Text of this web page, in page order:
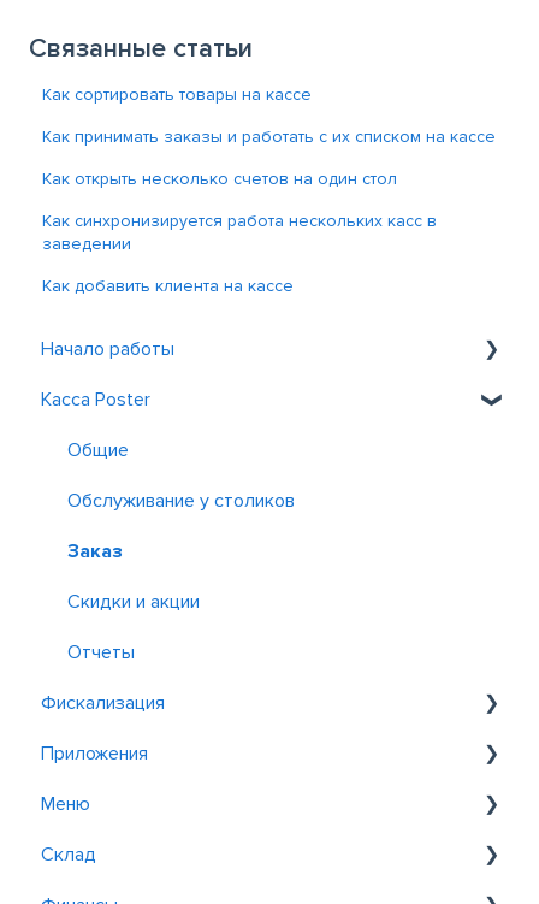
Связанные статьи
Как сортировать товары на кассе
Как принимать заказы и работать с их списком на кассе
Как открыть несколько счетов на один стол
Как синхронизируется работа нескольких касс в
заведении
Как добавить клиента на кассе
Начало работы
Знакомство с Poster
Регистрация и вход
Касса Poster
Общие
Обслуживание у столиков
Заказ
Скидки и акции
Отчеты
Фискализация
Фискализация в Казахстане
Фискализация в Узбекистане
Приложения
Postie AI Assistant
Poster QR
Меню
Добавление товаров и блюд
Склад